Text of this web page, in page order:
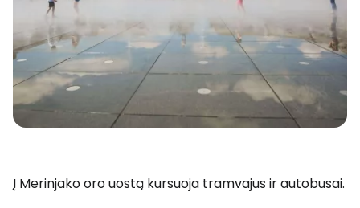
Į Merinjako oro uostą kursuoja tramvajus ir autobusai.